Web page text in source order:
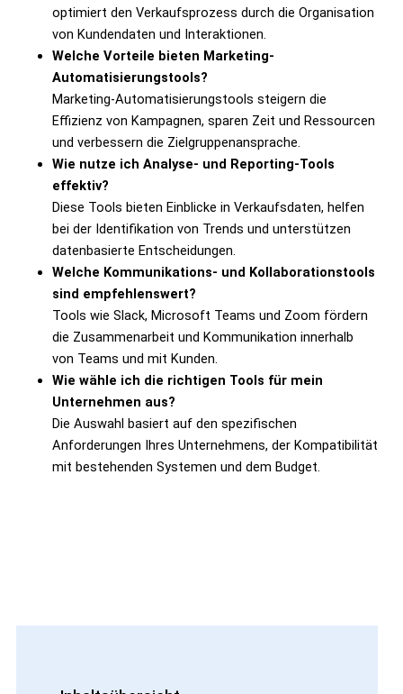
optimiert den Verkaufsprozess durch die Organisation
von Kundendaten und Interaktionen.
Welche Vorteile bieten Marketing-
Automatisierungstools?
Marketing-Automatisierungstools steigern die
Effizienz von Kampagnen, sparen Zeit und Ressourcen
und verbessern die Zielgruppenansprache.
Wie nutze ich Analyse- und Reporting-Tools
effektiv?
Diese Tools bieten Einblicke in Verkaufsdaten, helfen
bei der Identifikation von Trends und unterstützen
datenbasierte Entscheidungen.
Welche Kommunikations- und Kollaborationstools
sind empfehlenswert?
Tools wie Slack, Microsoft Teams und Zoom fördern
die Zusammenarbeit und Kommunikation innerhalb
von Teams und mit Kunden.
Wie wähle ich die richtigen Tools für mein
Unternehmen aus?
Die Auswahl basiert auf den spezifischen
Anforderungen Ihres Unternehmens, der Kompatibilität
mit bestehenden Systemen und dem Budget.